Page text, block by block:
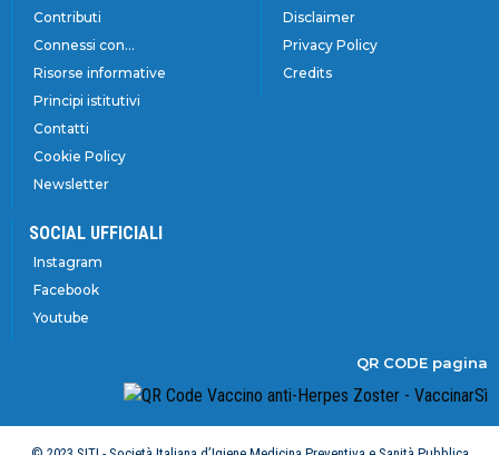
Contributi
Connessi con...
Risorse informative
Principi istitutivi
Contatti
Cookie Policy
Newsletter
Disclaimer
Privacy Policy
Credits
SOCIAL UFFICIALI
Instagram
Facebook
Youtube
QR CODE pagina